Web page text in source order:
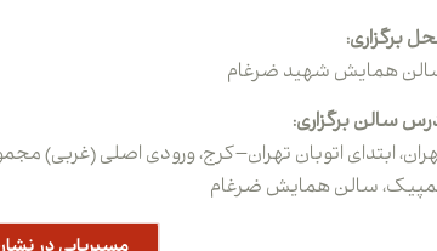
برگزاری:
همایش شهید ضرغام
سالن برگزاری:
ابتدای اتوبان تهران–کرج، ورودی اصلی (غربی)
سالن همایش ضرغام